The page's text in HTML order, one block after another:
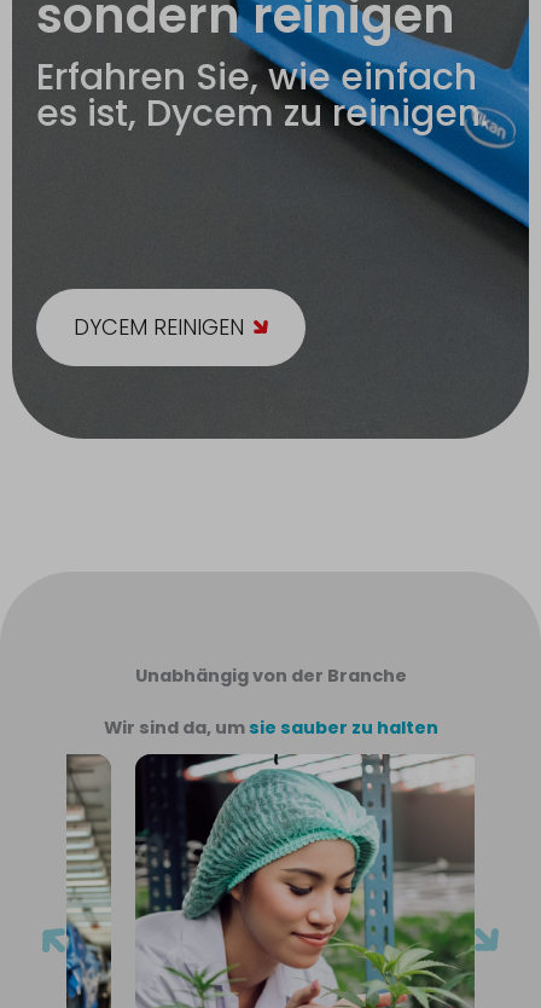
sondern reinigen
Erfahren Sie, wie einfach
es ist, Dycem zu reinigen.
DYCEM REINIGEN
Unabhängig von der Branche
Wir sind da, umsie sauber zu halten